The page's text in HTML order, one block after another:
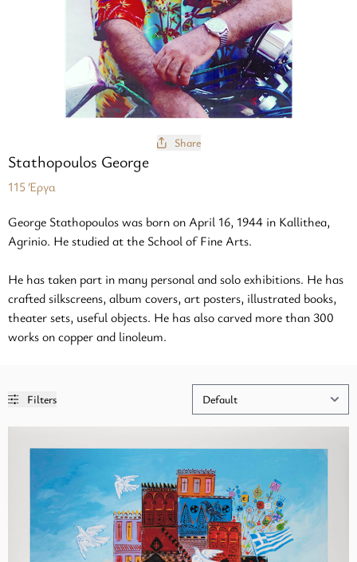
Share
Stathopoulos George
115 Έργα
George Stathopoulos was born on April 16, 1944 in Kallithea,
Agrinio. He studied at the School of Fine Arts.
He has taken part in many personal and solo exhibitions. He has
crafted silkscreens, album covers, art posters, illustrated books,
theater sets, useful objects. He has also carved more than 300
works on copper and linoleum.
Filters